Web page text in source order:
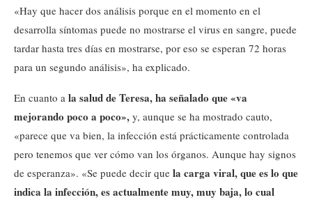
«Hay que hacer dos análisis porque en el momento en el
desarrolla síntomas puede no mostrarse el virus en sangre, puede
tardar hasta tres días en mostrarse, por eso se esperan 72 horas
para un segundo análisis», ha explicado.
En cuanto a la salud de Teresa, ha señalado que «va
mejorando poco a poco», y, aunque se ha mostrado cauto,
«parece que va bien, la infección está prácticamente controlada
pero tenemos que ver cómo van los órganos. Aunque hay signos
de esperanza». «Se puede decir que la carga viral, que es lo que
indica la infección, es actualmente muy, muy baja, lo cual